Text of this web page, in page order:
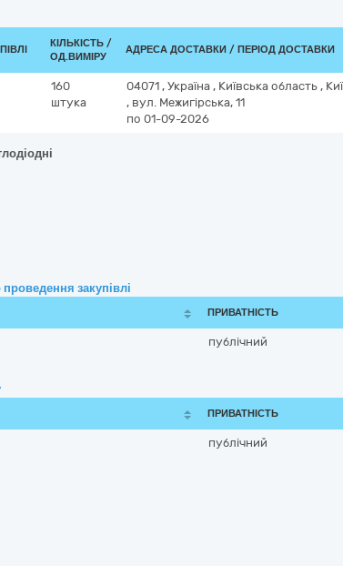
КІЛЬКІСТЬ /
ОД.ВИМІРУ
АДРЕСА ДОСТАВКИ / ПЕРІОД ДОСТАВКИ
160
штука
04071 , Україна , Київська область ,
, вул. Межигірська, 11
по 01-09-2026
закупівлі
ПРИВАТНІСТЬ
публічний
ПРИВАТНІСТЬ
публічний